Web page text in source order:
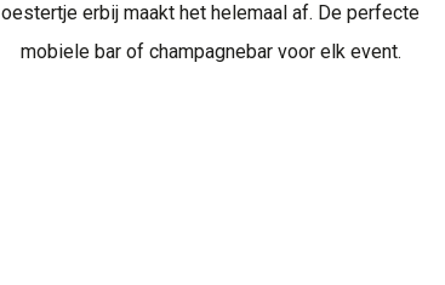
oestertje erbij maakt het helemaal af. De perfecte
mobiele bar of champagnebar voor elk event.